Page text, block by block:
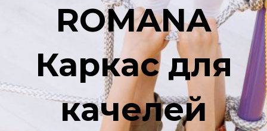
ROMANA
Каркас для
качелей